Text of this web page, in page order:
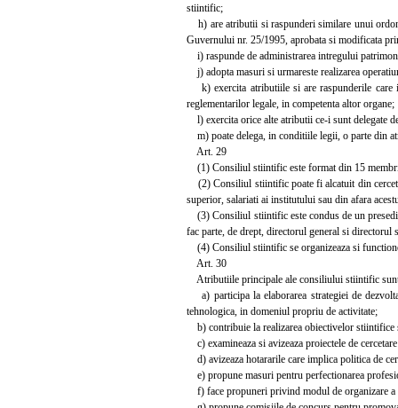
stiintific;
h) are atributii si raspunderi similare unui
Guvernului nr. 25/1995, aprobata si modificata
i) raspunde de administrarea intregului
j) adopta masuri si urmareste realizarea
k) exercita atributiile si are raspunderile care
reglementarilor legale, in competenta altor organe;
l) exercita orice alte atributii ce-i sunt delegate
m) poate delega, in conditiile legii, o parte din
Art. 29
(1) Consiliul stiintific este format din 15
(2) Consiliul stiintific poate fi alcatuit din
superior, salariati ai institutului sau din afara
(3) Consiliul stiintific este condus de un
fac parte, de drept, directorul general si
(4) Consiliul stiintific se organizeaza si
Art. 30
Atributiile principale ale consiliului stiintific
a) participa la elaborarea strategiei de
tehnologica, in domeniul propriu de activitate;
b) contribuie la realizarea obiectivelor stiintifice
c) examineaza si avizeaza proiectele de
d) avizeaza hotararile care implica politica de
e) propune masuri pentru perfectionarea
f) face propuneri privind modul de organizare a